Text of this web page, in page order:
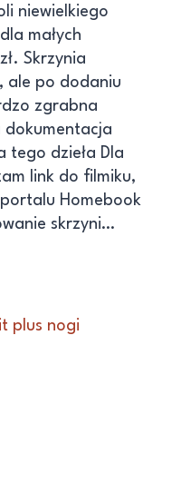
niewielkiego
małych
Skrzynia
ale po dodaniu
zgrabna
dokumentacja
dzieła Dla
link do filmiku,
Homebook
skrzyni…